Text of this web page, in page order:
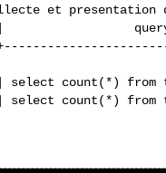
et
query
select count(*)
select count(*)